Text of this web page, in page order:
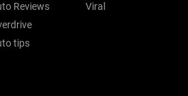
Reviews
tips
Viral